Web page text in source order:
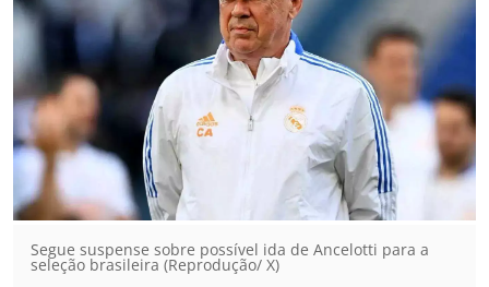
Segue suspense sobre possível ida de Ancelotti para a
seleção brasileira (Reprodução/ X)